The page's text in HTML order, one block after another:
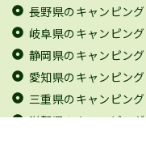
長野県のキャンピン
岐阜県のキャンピン
静岡県のキャンピン
愛知県のキャンピン
三重県のキャンピン
滋賀県のキャンピン